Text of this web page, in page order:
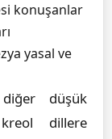
konuşanlar
yasal ve
düşük
dillere